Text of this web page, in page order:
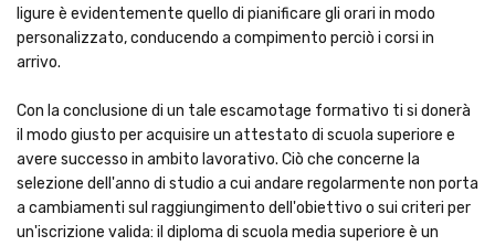
ligure è evidentemente quello di pianificare gli orari in modo
personalizzato, conducendo a compimento perciò i corsi in
arrivo.
Con la conclusione di un tale escamotage formativo ti si donerà
il modo giusto per acquisire un attestato di scuola superiore e
avere successo in ambito lavorativo. Ciò che concerne la
selezione dell'anno di studio a cui andare regolarmente non porta
a cambiamenti sul raggiungimento dell'obiettivo o sui criteri per
un'iscrizione valida: il diploma di scuola media superiore è un